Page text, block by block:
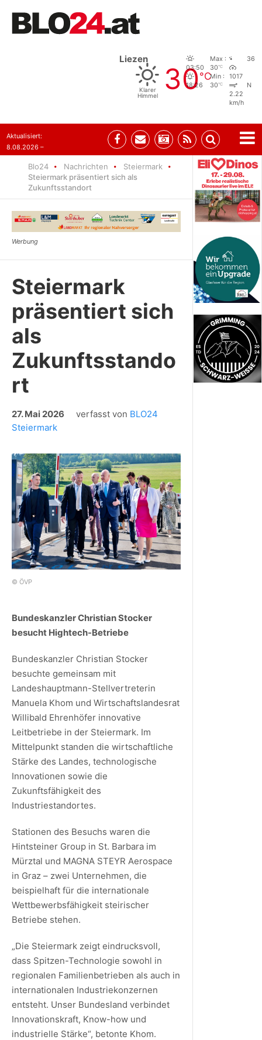
Liezen
Klarer
Himmel
30°C
03:50
18:26
Max :
30°C
Min :
30°C
36
1017
N
2.22
km/h
Aktualisiert:
8.08.2026 –
Blo24 Nachrichten
Steiermark
Steiermark präsentiert sich als
Zukunftsstandort
Steiermark
präsentiert sich
als
Zukunftsstando
rt
27. Mai 2026 verfasst von BLO24
Steiermark
© ÖVP
Bundeskanzler Christian Stocker
besucht Hightech-Betriebe
Bundeskanzler Christian Stocker
besuchte gemeinsam mit
Landeshauptmann-Stellvertreterin
Manuela Khom und Wirtschaftslandesrat
Willibald Ehrenhöfer innovative
Leitbetriebe in der Steiermark. Im
Mittelpunkt standen die wirtschaftliche
Stärke des Landes, technologische
Innovationen sowie die
Zukunftsfähigkeit des
Industriestandortes.
Stationen des Besuchs waren die
Hintsteiner Group in St. Barbara im
Mürztal und MAGNA STEYR Aerospace
in Graz – zwei Unternehmen, die
beispielhaft für die internationale
Wettbewerbsfähigkeit steirischer
Betriebe stehen.
„Die Steiermark zeigt eindrucksvoll,
dass Spitzen-Technologie sowohl in
regionalen Familienbetrieben als auch in
internationalen Industriekonzernen
entsteht. Unser Bundesland verbindet
Innovationskraft, Know-how und
industrielle Stärke“, betonte Khom.